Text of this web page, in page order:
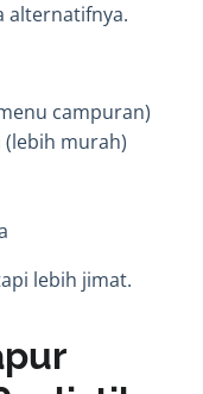
alternatifnya.
campuran)
murah)
lebih jimat.